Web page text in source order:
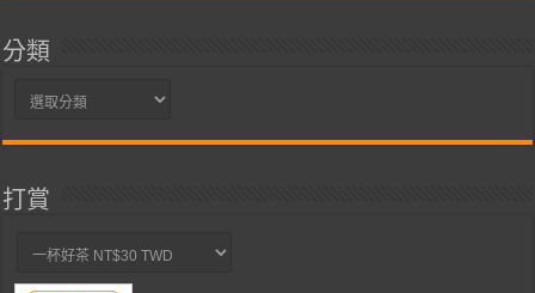
分類
分
打賞